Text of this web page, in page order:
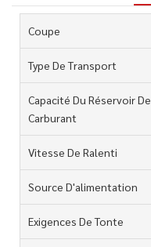
Coupe
Type De Transport
Capacité Du Réservoir De
Carburant
Vitesse De Ralenti
Source D'alimentation
Exigences De Tonte